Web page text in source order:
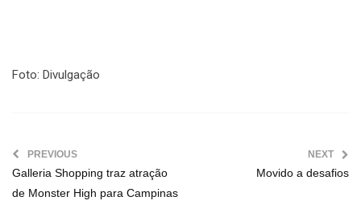
Foto: Divulgação
PREVIOUS
Galleria Shopping traz atração
de Monster High para Campinas
NEXT
Movido a desafios